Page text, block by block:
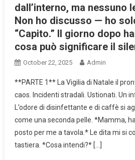
dall’interno, ma nessuno
Non ho discusso — ho
“Capito.” Il giorno dopo
cosa può significare il
October 22, 2025 Admin
**PARTE 1** La Vigilia di Natale il
caos. Incidenti stradali. Ustionati. Un
L’odore di disinfettante e di caffè si
come una seconda pelle. *Mamma,
posto per me a tavola.* Le dita mi si
tastiera. *Cosa intendi?* […]